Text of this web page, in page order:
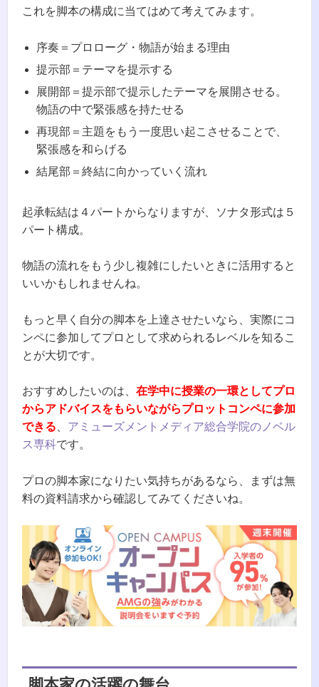
これを脚本の構成に当てはめて考えてみます。
序奏＝プロローグ・物語が始まる理由
提示部＝テーマを提示する
展開部＝提示部で提示したテーマを展開させる。
物語の中で緊張感を持たせる
再現部＝主題をもう一度思い起こさせることで、
緊張感を和らげる
結尾部＝終結に向かっていく流れ
起承転結は４パートからなりますが、ソナタ形式は５
パート構成。
物語の流れをもう少し複雑にしたいときに活用すると
いいかもしれませんね。
もっと早く自分の脚本を上達させたいなら、実際にコ
ンペに参加してプロとして求められるレベルを知るこ
とが大切です。
おすすめしたいのは、 在学中に授業の一環としてプロ
からアドバイスをもらいながらプロットコンペに参加
できる
アミューズメントメディア総合学院のノベル
ス専科です。
プロの脚本家になりたい気持ちがあるなら、まずは無
料の資料請求から確認してみてくださいね。